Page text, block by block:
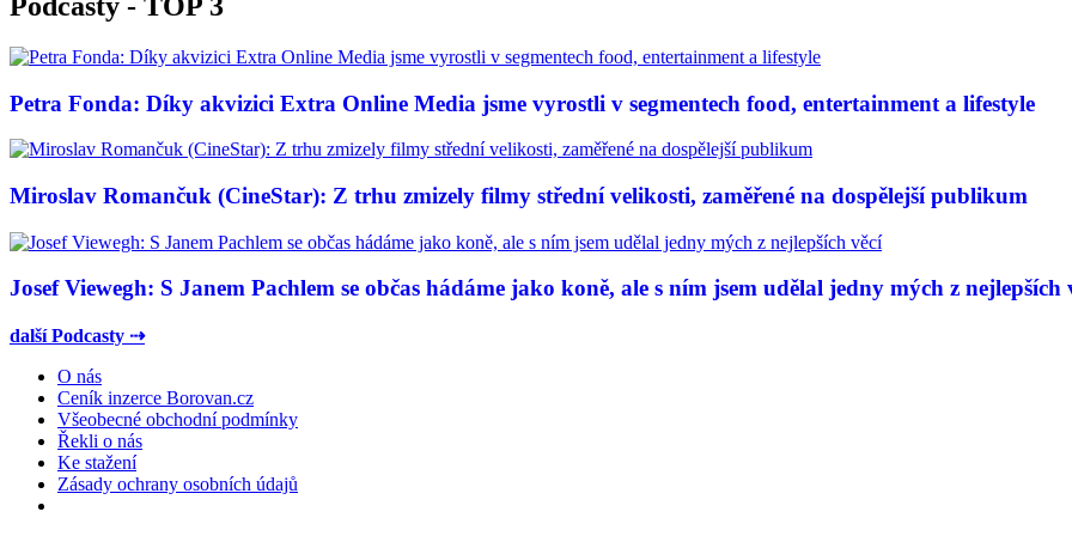
Petra Fonda: Díky akvizici Extra Online Media jsme vyrostli v segmentech food, entertainment a lifestyle
Miroslav Romančuk (CineStar): Z trhu zmizely filmy střední velikosti, zaměřené na dospělejší publikum
Josef Viewegh: S Janem Pachlem se občas hádáme jako koně, ale s ním jsem udělal jedny mých z nejlepších
další Podcasty ⇢
O nás
Ceník inzerce Borovan.cz
Všeobecné obchodní podmínky
Řekli o nás
Ke stažení
Zásady ochrany osobních údajů